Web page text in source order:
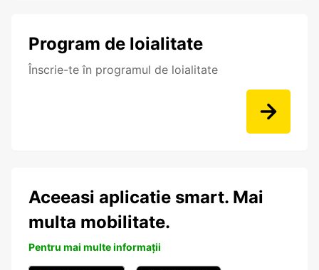
Program de loialitate
Înscrie-te în programul de loialitate
Aceeasi aplicatie smart. Mai
multa mobilitate.
Pentru mai multe informații